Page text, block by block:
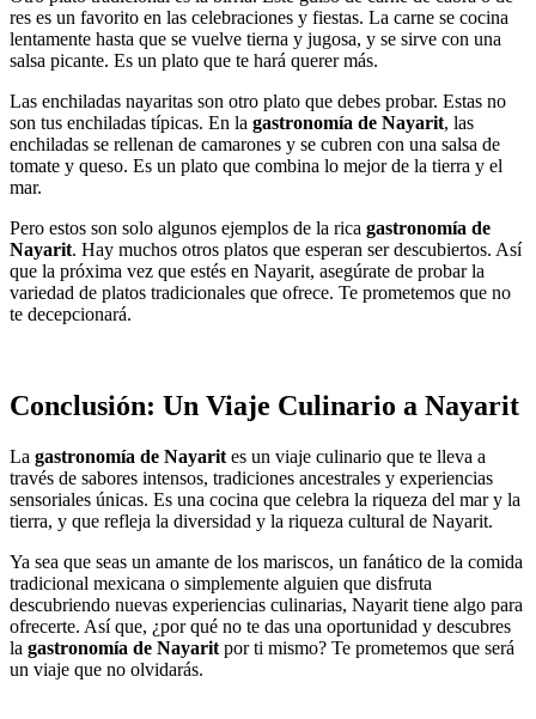
res es un favorito en las celebraciones y fiestas. La carne se cocina
lentamente hasta que se vuelve tierna y jugosa, y se sirve con una
salsa picante. Es un plato que te hará querer más.
Las enchiladas nayaritas son otro plato que debes probar. Estas no
son tus enchiladas típicas. En la gastronomía de Nayarit, las
enchiladas se rellenan de camarones y se cubren con una salsa de
tomate y queso. Es un plato que combina lo mejor de la tierra y el
mar.
Pero estos son solo algunos ejemplos de la rica gastronomía de
Nayarit. Hay muchos otros platos que esperan ser descubiertos. Así
que la próxima vez que estés en Nayarit, asegúrate de probar la
variedad de platos tradicionales que ofrece. Te prometemos que no
te decepcionará.
Conclusión: Un Viaje Culinario a Nayarit
La gastronomía de Nayarit es un viaje culinario que te lleva a
través de sabores intensos, tradiciones ancestrales y experiencias
sensoriales únicas. Es una cocina que celebra la riqueza del mar y la
tierra, y que refleja la diversidad y la riqueza cultural de Nayarit.
Ya sea que seas un amante de los mariscos, un fanático de la comida
tradicional mexicana o simplemente alguien que disfruta
descubriendo nuevas experiencias culinarias, Nayarit tiene algo para
ofrecerte. Así que, ¿por qué no te das una oportunidad y descubres
la gastronomía de Nayarit por ti mismo? Te prometemos que será
un viaje que no olvidarás.